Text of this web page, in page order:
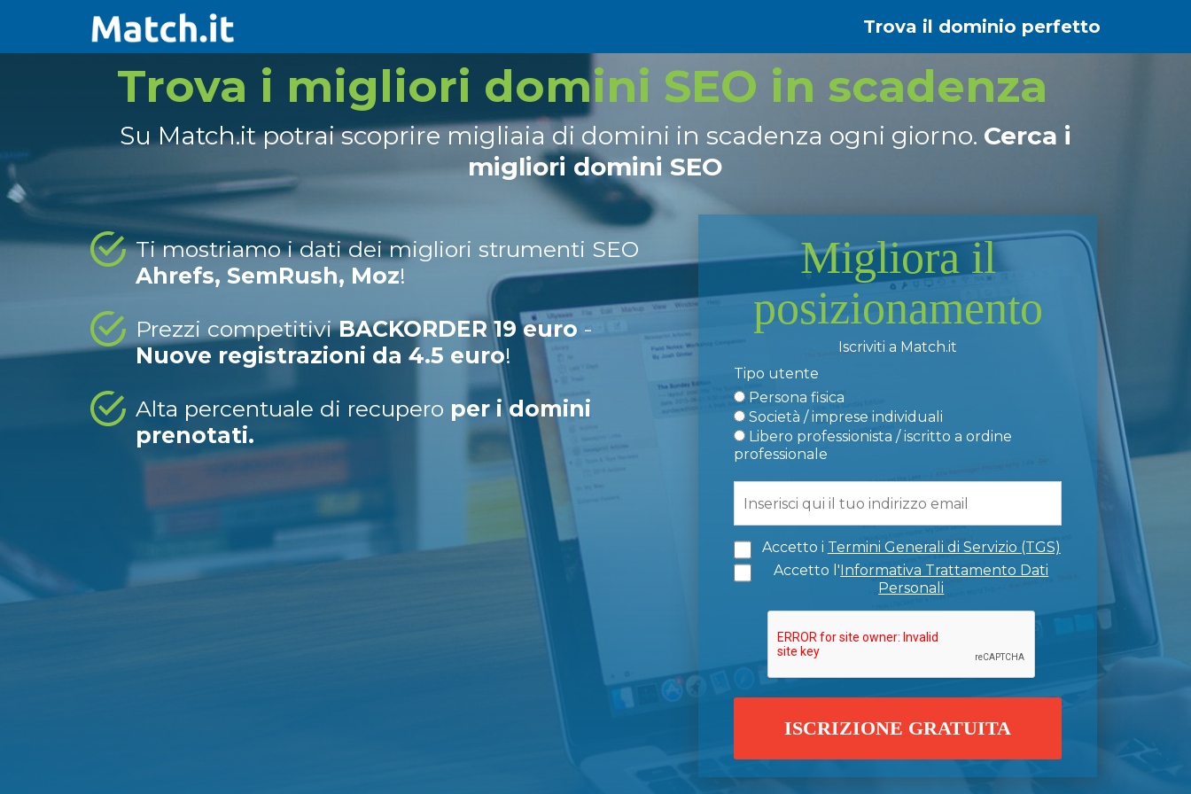
Trova il dominio perfetto
Trova i migliori domini SEO in scadenza
Su Match.it potrai scoprire migliaia di domini in scadenza ogni giorno. Cerca i
migliori domini SEO
Ti mostriamo i dati dei migliori strumenti SEO
Ahrefs, SemRush, Moz!
Prezzi competitiviBACKORDER 19 euro -
Nuove registrazioni da 4.5 euro!
Alta percentuale di recupero per i domini
prenotati.
Migliora il
posizionamento
Iscriviti a Match.it
Tipo utente
Persona fisica
Società / imprese individuali
Libero professionista / iscritto a ordine
professionale
Accetto i Termini Generali di Servizio (TGS)
Accetto l'Informativa Trattamento Dati
Personali